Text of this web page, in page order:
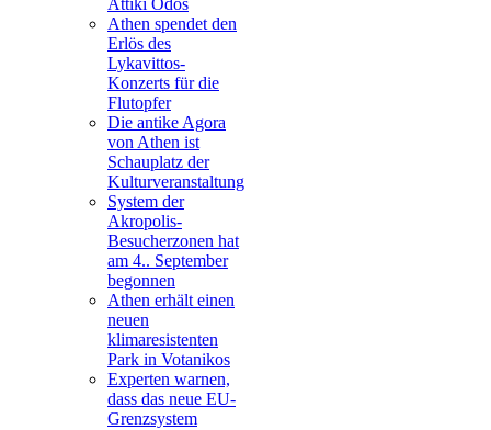
Attiki Odos
Athen spendet den
Erlös des
Lykavittos-
Konzerts für die
Flutopfer
Die antike Agora
von Athen ist
Schauplatz der
Kulturveranstaltung
System der
Akropolis-
Besucherzonen hat
am 4.. September
begonnen
Athen erhält einen
neuen
klimaresistenten
Park in Votanikos
Experten warnen,
dass das neue EU-
Grenzsystem